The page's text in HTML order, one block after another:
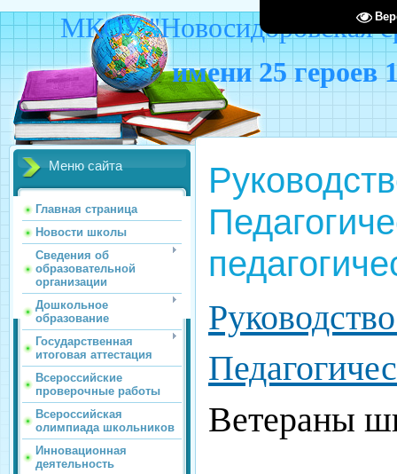
МКОУ "Новосидоровская
имени 25 героев
Меню сайта
Главная страница
Новости школы
Сведения об
образовательной
организации
Дошкольное
образование
Государственная
итоговая аттестация
Всероссийские
проверочные работы
Всероссийская
олимпиада школьников
Инновационная
деятельность
Ветераны